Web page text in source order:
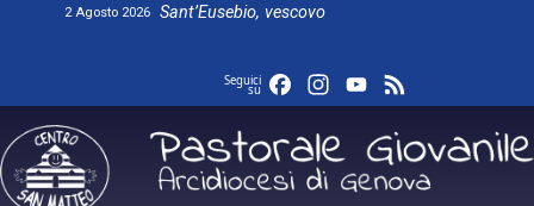
2 Agosto 2026 Sant’Eusebio, vescovo
Seguici
su FacebookInstagram
YouTube